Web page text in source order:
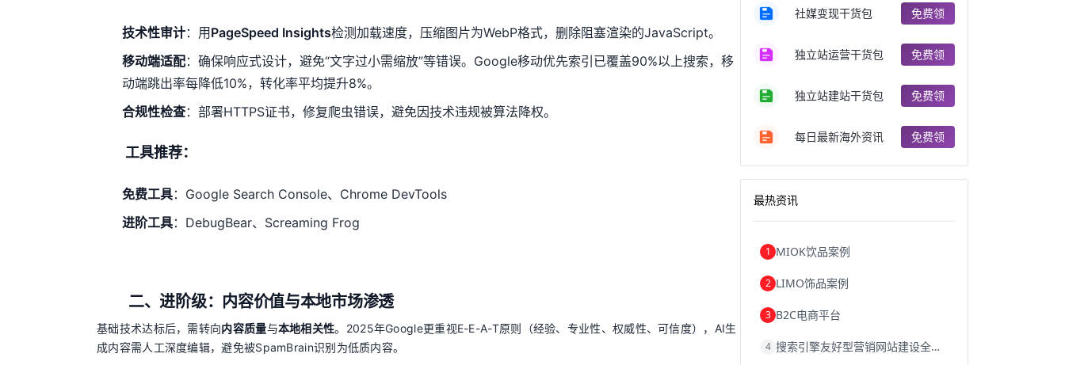
技术性审计：用 PageSpeed Insights检测加载速度，压缩图片为WebP格式，删除阻塞渲染的JavaScript。
移动端适配：确保响应式设计，避免“文字过小需缩放”等错误。Google移动优先索引已覆盖90%以上搜索，移
动端跳出率每降低10%，转化率平均提升8%。
合规性检查：部署HTTPS证书，修复爬虫错误，避免因技术违规被算法降权。
工具推荐：
免费工具：Google Search Console、Chrome DevTools
进阶工具：DebugBear、Screaming Frog
二、进阶级：内容价值与本地市场渗透
基础技术达标后，需转向内容质量与本地相关性。2025年Google更重视E-E-A-T原则（经验、专业性、权威性、可信度），AI生
成内容需人工深度编辑，避免被SpamBrain识别为低质内容。
跨境电商注册跨境电商开店
跨境电商商品个人跨境电商
跨境电商案例国内跨境电商
郑州跨境电商跨境电商趋势
阿里跨境电商
跨境电商费用美国跨境电商
跨境电商教程
独立站跨境电商跨境电商独立站
跨境电商erp西安跨境电商
沈阳跨境电商跨境电商服务平台
跨境电商网店跨境电商物流模式
跨境电商结算浙江跨境电商
社媒变现干货包 免费领
独立站运营干货包 免费领
独立站建站干货包 免费领
每日最新海外资讯 免费领
最热资讯
1 MIOK饮品案例
2 LIMO饰品案例
3 B2C电商平台
4 搜索引擎友好型营销网站建设全攻略